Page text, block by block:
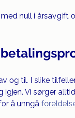
null i årsavgift
og til. I slike
Vi sørger
å unngå